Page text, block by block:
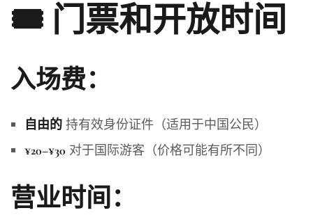
🎟️ 门票和开放时间
入场费：
自由的持有效身份证件（适用于中国公民）
¥20–¥30 对于国际游客（价格可能有所不同）
营业时间：